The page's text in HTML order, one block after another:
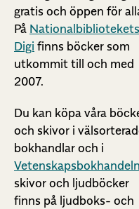
gratis och öppen för
På Nationalbibliotekets
Digi finns böcker som
utkommit till och med
2007.
Du kan köpa våra
och skivor i
bokhandlar och i
skivor och ljudböcker
finns på ljudboks- och